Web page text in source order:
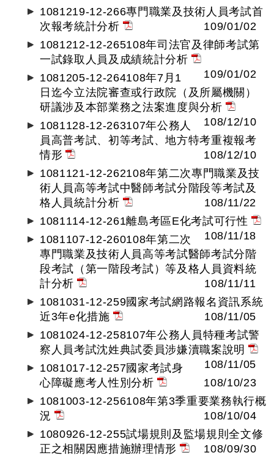
1081219-12-266專門職業及技術人員考試首
次報考統計分析
109/01/02
1081212-12-265108年司法官及律師考試第
一試錄取人員及成績統計分析
109/01/02
1081205-12-264108年7月1
日迄今立法院審查或行政院（及所屬機關）
研議涉及本部業務之法案進度與分析
108/12/10
1081128-12-263107年公務人
員高普考試、初等考試、地方特考重複報考
情形
108/12/10
1081121-12-262108年第二次專門職業及技
術人員高等考試中醫師考試分階段等考試及
格人員統計分析
108/11/22
1081114-12-261離島考區E化考試可行性
108/11/18
1081107-12-260108年第二次
專門職業及技術人員高等考試醫師考試分階
段考試（第一階段考試）等及格人員資料統
計分析
108/11/11
1081031-12-259國家考試網路報名資訊系統
近3年e化措施
108/11/05
1081024-12-258107年公務人員特種考試警
察人員考試沈姓典試委員涉嫌瀆職案說明
108/11/05
1081017-12-257國家考試身
心障礙應考人性別分析
108/10/23
1081003-12-256108年第3季重要業務執行概
況
108/10/04
1080926-12-255試場規則及監場規則全文修
正之相關因應措施辦理情形
108/09/30